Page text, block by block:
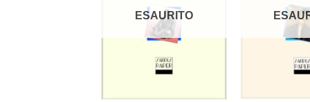
desideri
ESAURITO